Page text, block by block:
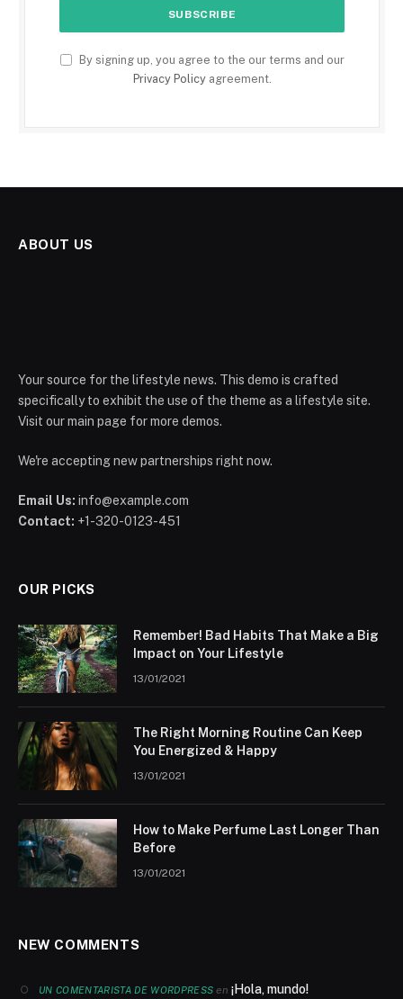
By signing up, you agree to the our terms and our
Privacy Policyagreement.
ABOUT US
Your source for the lifestyle news. This demo is crafted
specifically to exhibit the use of the theme as a lifestyle site.
Visit our main page for more demos.
We're accepting new partnerships right now.
Email Us: info@example.com
Contact: +1-320-0123-451
OUR PICKS
Remember! Bad Habits That Make a Big
Impact on Your Lifestyle
13/01/2021
The Right Morning Routine Can Keep
You Energized & Happy
13/01/2021
How to Make Perfume Last Longer Than
Before
13/01/2021
NEW COMMENTS
UN COMENTARISTA DE WORDPRESS en¡Hola, mundo!